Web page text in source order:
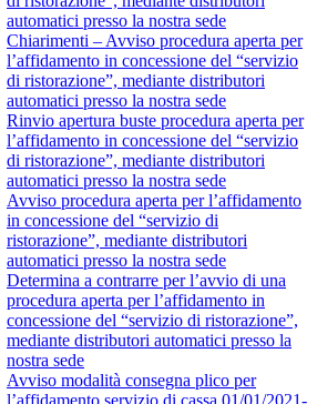
automatici presso la nostra sede
Chiarimenti – Avviso procedura aperta per
l’affidamento in concessione del “servizio
di ristorazione”, mediante distributori
automatici presso la nostra sede
Rinvio apertura buste procedura aperta per
l’affidamento in concessione del “servizio
di ristorazione”, mediante distributori
automatici presso la nostra sede
Avviso procedura aperta per l’affidamento
in concessione del “servizio di
ristorazione”, mediante distributori
automatici presso la nostra sede
Determina a contrarre per l’avvio di una
procedura aperta per l’affidamento in
concessione del “servizio di ristorazione”,
mediante distributori automatici presso la
nostra sede
Avviso modalità consegna plico per